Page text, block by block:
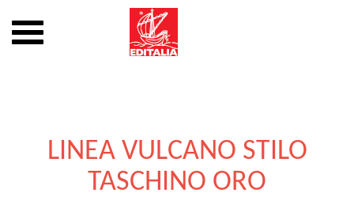
Mostra
o
LINEA VULCANO STILO
TASCHINO ORO